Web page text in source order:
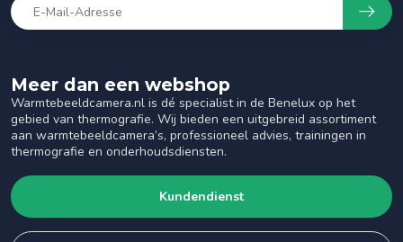
Meer dan een webshop
Warmtebeeldcamera.nl is dé specialist in de Benelux op het
gebied van thermografie. Wij bieden een uitgebreid assortiment
aan warmtebeeldcamera’s, professioneel advies, trainingen in
thermografie en onderhoudsdiensten.
Kundendienst